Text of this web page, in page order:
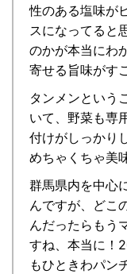
性のある塩味が
スになってると
のかが本当にわ
寄せる旨味がす
タンメンという
いて、野菜も専
付けがしっかり
めちゃくちゃ美
群馬県内を中心
んですが、どこ
んだったらもう
すね、本当に！
もひときわパン